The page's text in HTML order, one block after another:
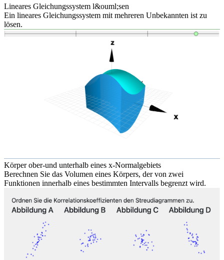
Lineares Gleichungssystem l&ouml;sen
Ein lineares Gleichungssystem mit mehreren Unbekannten ist zu
lösen.
Körper ober-und unterhalb eines x-Normalgebiets
Berechnen Sie das Volumen eines Körpers, der von zwei
Funktionen innerhalb eines bestimmten Intervalls begrenzt wird.